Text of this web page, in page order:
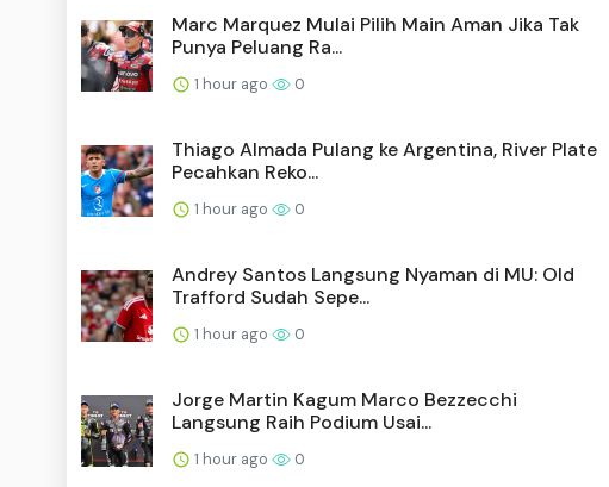
Marc Marquez Mulai Pilih Main Aman Jika Tak
Punya Peluang Ra...
1 hour ago 0
Thiago Almada Pulang ke Argentina, River Plate
Pecahkan Reko...
1 hour ago 0
Andrey Santos Langsung Nyaman di MU: Old
Trafford Sudah Sepe...
1 hour ago 0
Jorge Martin Kagum Marco Bezzecchi
Langsung Raih Podium Usai...
1 hour ago 0